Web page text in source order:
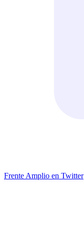
Frente Amplio en Twitter